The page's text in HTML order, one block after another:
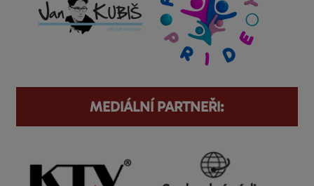
MEDIÁLNÍ PARTNEŘI: